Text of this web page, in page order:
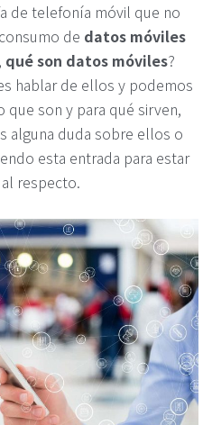
de telefonía móvil que no
de datos móviles
qué son datos móviles?
hablar de ellos y podemos
que son y para qué sirven,
alguna duda sobre ellos o
esta entrada para estar
respecto.